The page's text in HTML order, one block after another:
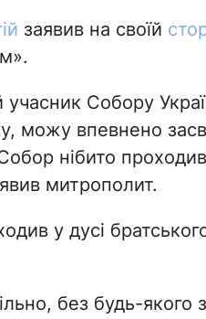
заявив на своїй
учасник Собору
можу впевнено
нібито
митрополит.
у дусі братського
без будь-якого